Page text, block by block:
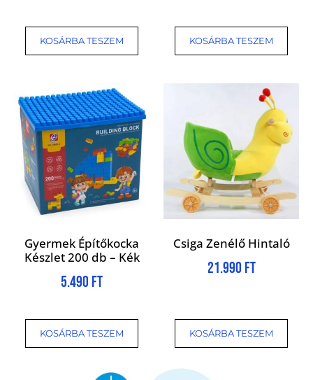
KOSÁRBA TESZEM KOSÁRBA TESZEM
Gyermek Építőkocka
Készlet 200 db – Kék
5.490 Ft
KOSÁRBA TESZEM
Csiga Zenélő Hintaló
21.990 Ft
KOSÁRBA TESZEM